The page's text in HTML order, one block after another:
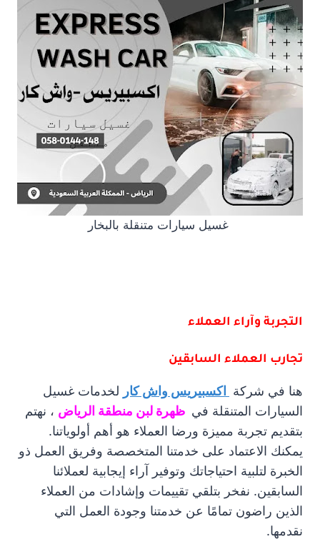
غسيل سيارات متنقلة بالبخار
التجربة وآراء العملاء
تجارب العملاء السابقين
هنا في شركة اكسبيريس واش كار لخدمات غسيل
السيارات المتنقلة في ظهرة لبن منطقة الرياض ، نهتم
بتقديم تجربة مميزة ورضا العملاء هو أهم أولوياتنا.
يمكنك الاعتماد على خدمتنا المتخصصة وفريق العمل ذو
الخبرة لتلبية احتياجاتك وتوفير آراء إيجابية لعملائنا
السابقين. نفخر بتلقي تقييمات وإشادات من العملاء
الذين راضون تمامًا عن خدمتنا وجودة العمل التي
نقدمها.